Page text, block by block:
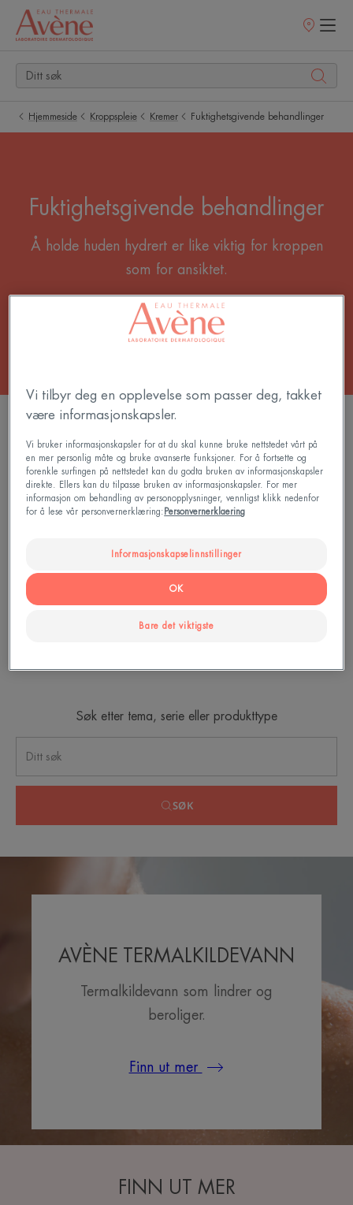
Utsalgssteder
Hjemmeside Kroppspleie Kremer Fuktighetsgivende behandlinger
Fuktighetsgivende behandlinger
Å holde huden hydrert er like viktig for kroppen
som for ansiktet.
Alle Kremer
2 resultater "Fuktighetsgivende behandlinger"
Hand
Repair
Barrier
Cream
håndkrem
XeraCalm
A.D
Lipid-
Søk etter tema, serie eller produkttype
SØK
AVÈNE TERMALKILDEVANN
Termalkildevann som lindrer og
beroliger.
Finn ut mer
FINN UT MER
Vi tilbyr deg en opplevelse som passer deg, takket
være informasjonskapsler.
Vi bruker informasjonskapsler for at du skal kunne bruke nettstedet vårt på
en mer personlig måte og bruke avanserte funksjoner. For å fortsette og
forenkle surfingen på nettstedet kan du godta bruken av informasjonskapsler
direkte. Ellers kan du tilpasse bruken av informasjonskapsler. For mer
informasjon om behandling av personopplysninger, vennligst klikk nedenfor
for å lese vår personvernerklæring: Personvernerklaering
Informasjonskapselinnstillinger
Bare det viktigste
OK